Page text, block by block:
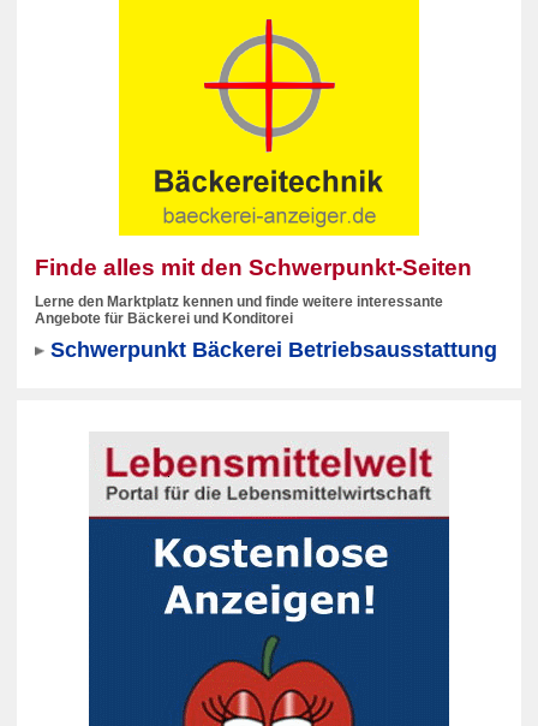
Finde alles mit den Schwerpunkt-Seiten
Lerne den Marktplatz kennen und finde weitere interessante
Angebote für Bäckerei und Konditorei
Schwerpunkt Bäckerei Betriebsausstattung